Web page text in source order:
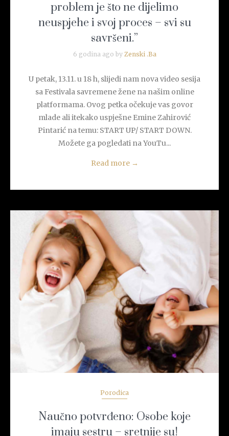
problem je što ne dijelimo
neuspjehe i svoj proces – svi su
savršeni.”
6 godina ago by Zenski .Ba
U petak, 13.11. u 18 h, slijedi nam nova video sesija
sa Festivala savremene žene na našim online
platformama. Ovog petka očekuje vas govor
mlade ali itekako uspješne Emine Zahirović
Pintarić na temu: START UP/ START DOWN.
Možete ga pogledati na YouTu...
Read more →
READ MORE
Porodica
Naučno potvrđeno: Osobe koje
imaju sestru – sretnije su!